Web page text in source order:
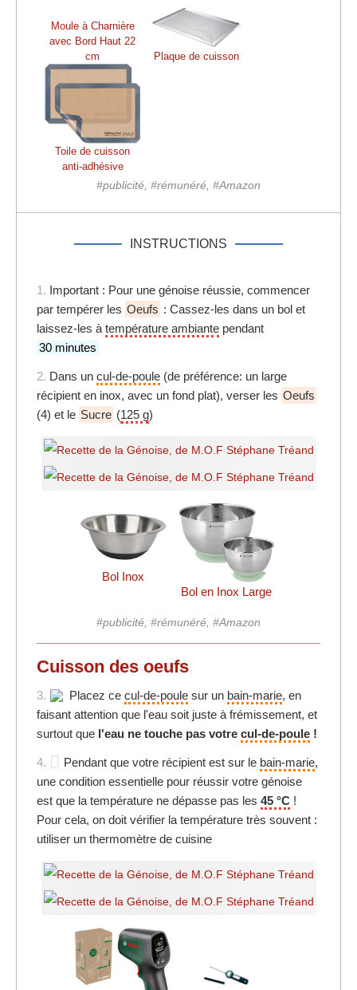
Moule à Charnière
avec Bord Haut 22
cm
Plaque de cuisson
Toile de cuisson
anti-adhésive
#publicité, #rémunéré, #Amazon
INSTRUCTIONS
1. Important : Pour une génoise réussie, commencer
par tempérer les Oeufs : Cassez-les dans un bol et
laissez-les à température ambiante pendant
30 minutes
2. Dans un cul-de-poule (de préférence: un large
récipient en inox, avec un fond plat), verser les Oeufs
(4) et le Sucre (125 g)
Bol Inox
Bol en Inox Large
#publicité, #rémunéré, #Amazon
Cuisson des oeufs
3. Placez ce cul-de-poule sur un bain-marie, en
faisant attention que l'eau soit juste à frémissement, et
surtout que l'eau ne touche pas votre cul-de-poule !
4. Pendant que votre récipient est sur le bain-marie,
une condition essentielle pour réussir votre génoise
est que la température ne dépasse pas les 45 °C !
Pour cela, on doit vérifier la température très souvent :
utiliser un thermomètre de cuisine